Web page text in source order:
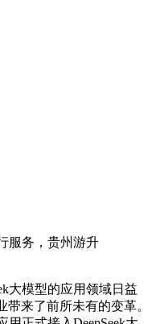
服务，贵州游升
模型的应用领域日益
来了前所未有的变革。